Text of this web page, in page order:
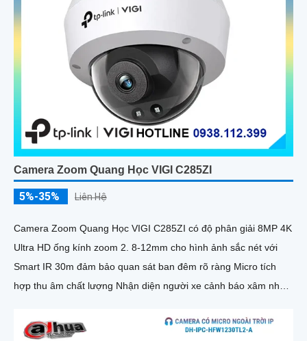
Camera Zoom Quang Học VIGI C285ZI
5%-35% Liên Hệ
Camera Zoom Quang Học VIGI C285ZI có độ phân giải 8MP 4K
Ultra HD ống kính zoom 2. 8-12mm cho hình ảnh sắc nét với
Smart IR 30m đảm bảo quan sát ban đêm rõ ràng Micro tích
hợp thu âm chất lượng Nhận diện người xe cảnh báo xâm nhập